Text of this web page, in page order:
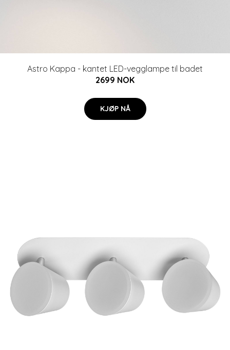
Astro Kappa - kantet LED-vegglampe til badet
2699 NOK
KJØP NÅ